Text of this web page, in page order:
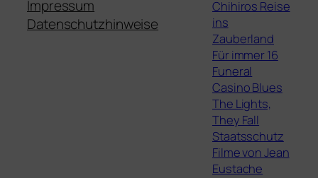
Impressum
Datenschutzhinweise
Chihiros Reise
ins
Zauberland
Für immer 16
Funeral
Casino Blues
The Lights,
They Fall
Staatsschutz
Filme von Jean
Eustache